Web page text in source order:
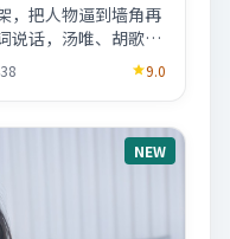
，把人物逼到墙角再
说话，汤唯、胡歌的
9.0
NEW